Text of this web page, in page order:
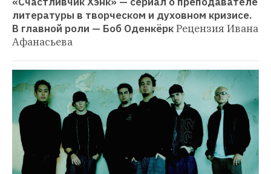
литературы в творческом и духовном кризисе.
В главной роли — Боб ОденкёркРецензия Ивана
Афанасьева